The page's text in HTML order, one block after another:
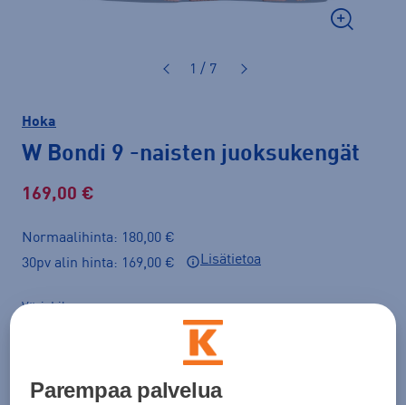
1 / 7
Hoka
W Bondi 9 -naisten juoksukengät
169,00 €
Normaalihinta: 180,00 €
30pv alin hinta: 169,00 €
Lisätietoa
Väri Lila
Parempaa palvelua